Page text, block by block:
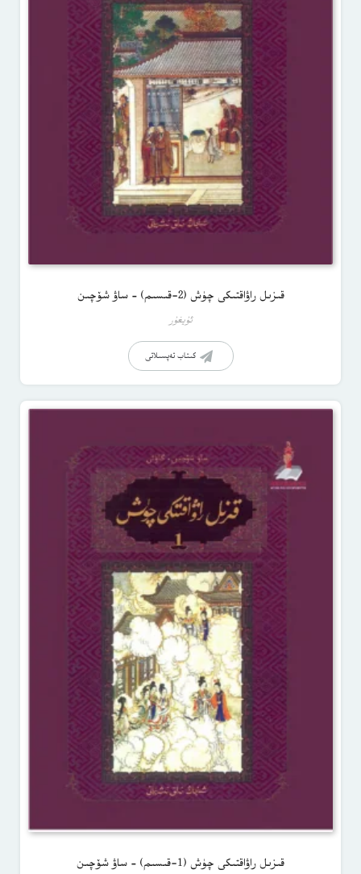
قىزىل راۋاقتىكى چۈش (2-قىسىم) – ساۋ شۆچىن
ئۇيغۇر
كىتاب تەپسىلاتى
قىزىل راۋاقتىكى چۈش (1-قىسىم) – ساۋ شۆچىن